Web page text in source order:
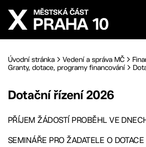
Přejít na hlavní obsah
Úvodní stránka Vedení a správa MČ
Granty, dotace, programy financování
Dotační řízení 2026
PŘÍJEM ŽÁDOSTÍ PROBĚHL VE
SEMINÁŘE PRO ŽADATELE O